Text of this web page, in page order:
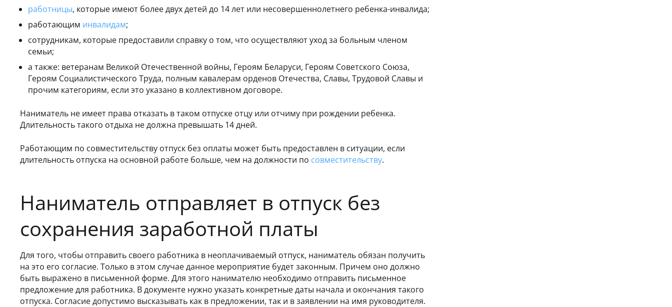
работницы, которые имеют более двух детей до 14 лет или несовершеннолетнего ребенка-инвалида;
работающим инвалидам;
сотрудникам, которые предоставили справку о том, что осуществляют уход за больным членом
семьи;
а также: ветеранам Великой Отечественной войны, Героям Беларуси, Героям Советского Союза,
Героям Социалистического Труда, полным кавалерам орденов Отечества, Славы, Трудовой Славы и
прочим категориям, если это указано в коллективном договоре.
Наниматель не имеет права отказать в таком отпуске отцу или отчиму при рождении ребенка.
Длительность такого отдыха не должна превышать 14 дней.
Работающим по совместительству отпуск без оплаты может быть предоставлен в ситуации, если
длительность отпуска на основной работе больше, чем на должности по совместительству.
Наниматель отправляет в отпуск без
сохранения заработной платы
Для того, чтобы отправить своего работника в неоплачиваемый отпуск, наниматель обязан получить
на это его согласие. Только в этом случае данное мероприятие будет законным. Причем оно должно
быть выражено в письменной форме. Для этого нанимателю необходимо отправить письменное
предложение для работника. В документе нужно указать конкретные даты начала и окончания такого
отпуска. Согласие допустимо высказывать как в предложении, так и в заявлении на имя руководителя.